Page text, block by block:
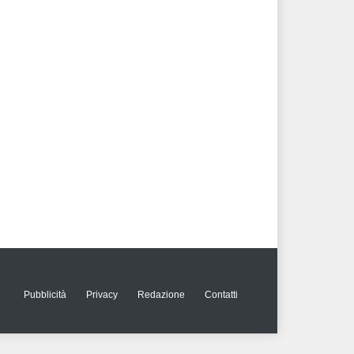
Pubblicità Privacy Redazione Contatti